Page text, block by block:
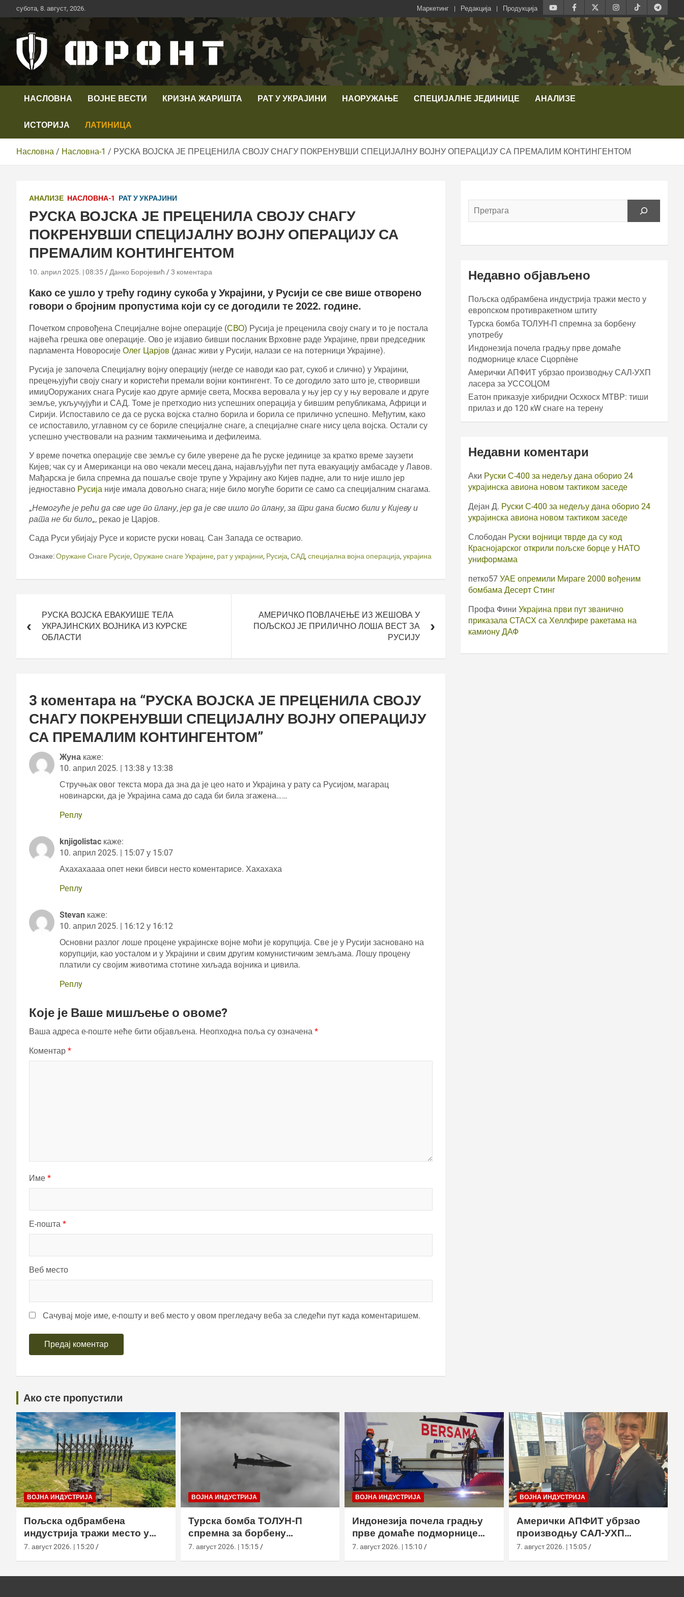
Скип
то
субота, 8. август, 2026. Маркетинг Редакција Продукција
Телевизија ФРОНТ
НАСЛОВНА ВОЈНЕ ВЕСТИ КРИЗНА ЖАРИШТА РАТ У УКРАЈИНИ НАОРУЖАЊЕ СПЕЦИЈАЛНЕ ЈЕДИНИЦЕ АНАЛИЗЕ
ИСТОРИЈА ЛАТИНИЦА
Насловна Насловна-1 РУСКА ВОЈСКА ЈЕ ПРЕЦЕНИЛА СВОЈУ СНАГУ ПОКРЕНУВШИ СПЕЦИЈАЛНУ ВОЈНУ ОПЕРАЦИЈУ СА ПРЕМАЛИМ КОНТИНГЕНТОМ
АНАЛИЗЕ НАСЛОВНА-1 РАТ У УКРАЈИНИ
РУСКА ВОЈСКА ЈЕ ПРЕЦЕНИЛА СВОЈУ СНАГУ
ПОКРЕНУВШИ СПЕЦИЈАЛНУ ВОЈНУ ОПЕРАЦИЈУ СА
ПРЕМАЛИМ КОНТИНГЕНТОМ
10. април 2025. | 08:35 Данко Боројевић 3 коментара
Како се ушло у трећу годину сукоба у Украјини, у Русији се све више отворено
говори о бројним пропустима који су се догодили те 2022. године.
Почетком спровођена Специјалне војне операције (СВО) Русија је преценила своју снагу и то је постала
највећа грешка ове операције. Ово је изјавио бивши посланик Врховне раде Украјине, први председник
парламента Новоросије Олег Царјов (данас живи у Русији, налази се на потерници Украјине).
Русија је започела Специјалну војну операцију (негде се наводи као рат, сукоб и слично) у Украјини,
прецењујући своју снагу и користећи премали војни контингент. То се догодило зато што је, створивши
имиџОоружаних снага Русије као друге армије света, Москва веровала у њу јер су у њу веровале и друге
земље, укључујући и САД. Томе је претходио низ успешних операција у бившим републикама, Африци и
Сирији. Испоставило се да се руска војска стално борила и борила се прилично успешно. Међутим, како
се испоставило, углавном су се бориле специјалне снаге, а специјалне снаге нису цела војска. Остали су
успешно учествовали на разним такмичењима и дефилеима.
У време почетка операције све земље су биле уверене да ће руске јединице за кратко време заузети
Кијев; чак су и Американци на ово чекали месец дана, најављујући пет пута евакуацију амбасаде у Лавов.
Мађарска је била спремна да пошаље своје трупе у Украјину ако Кијев падне, али то није ишло јер
једноставно Русија није имала довољно снага; није било могуће борити се само са специјалним снагама.
„Немогуће је рећи да све иде по плану, јер да је све ишло по плану, за три дана бисмо били у Кијеву и
рата не би било„, рекао је Царјов.
Сада Руси убијају Русе и користе руски новац. Сан Запада се остварио.
Ознаке:Оружане Снаге Русије, Оружане снаге Украјине, рат у украјини, Русија, САД, специјална војна операција, украјина
чланкаРУСКА ВОЈСКА ЕВАКУИШЕ ТЕЛА
УКРАЈИНСКИХ ВОЈНИКА ИЗ КУРСКЕ
ОБЛАСТИ
АМЕРИЧКО ПОВЛАЧЕЊЕ ИЗ ЖЕШОВА У
ПОЉСКОЈ ЈЕ ПРИЛИЧНО ЛОША ВЕСТ ЗА
РУСИЈУ
3 коментара на “РУСКА ВОЈСКА ЈЕ ПРЕЦЕНИЛА СВОЈУ
СНАГУ ПОКРЕНУВШИ СПЕЦИЈАЛНУ ВОЈНУ ОПЕРАЦИЈУ
СА ПРЕМАЛИМ КОНТИНГЕНТОМ”
Жуна каже:
10. април 2025. | 13:38 у 13:38
Стручњак овог текста мора да зна да је цео нато и Украјина у рату са Русијом, магарац
новинарски, да је Украјина сама до сада би била згажена……
Реплy
knjigolistac каже:
10. април 2025. | 15:07 у 15:07
Ахахахаааа опет неки бивси несто коментарисе. Хахахаха
Реплy
Stevan каже:
10. април 2025. | 16:12 у 16:12
Основни разлог лоше процене украјинске војне моћи је корупција. Све је у Русији засновано на
корупцији, као уосталом и у Украјини и свим другим комунистичким земљама. Лошу процену
платили су својим животима стотине хиљада војника и цивила.
Реплy
Које је Ваше мишљење о овоме?
Ваша адреса е-поште неће бити објављена. Неопходна поља су означена *
Коментар *
Име *
Е-пошта *
Веб место
Сачувај моје име, е-пошту и веб место у овом прегледачу веба за следећи пут када коментаришем.
Недавно објављено
Пољска одбрамбена индустрија тражи место у
европском противракетном штиту
Турска бомба ТОЛУН-П спремна за борбену
употребу
Индонезија почела градњу прве домаће
подморнице класе Сцорпèне
Амерички АПФИТ убрзао производњу САЛ-УХП
ласера за УССОЦОМ
Еатон приказује хибридни Осхкосх МТВР: тиши
прилаз и до 120 кW снаге на терену
Недавни коментари
Аки Руски С-400 за недељу дана оборио 24
украјинска авиона новом тактиком заседе
Дејан Д. Руски С-400 за недељу дана оборио 24
украјинска авиона новом тактиком заседе
Слободан Руски војници тврде да су код
Краснојарског открили пољске борце у НАТО
униформама
петко57 УАЕ опремили Мираге 2000 вођеним
бомбама Десерт Стинг
Профа Фини Украјина први пут званично
приказала СТАСХ са Хеллфире ракетама на
камиону ДАФ
Ако сте пропустили
ВОЈНА ИНДУСТРИЈА
Пољска одбрамбена
индустрија тражи место у
европском противракетном
7. август 2026. | 15:20
ВОЈНА ИНДУСТРИЈА
Турска бомба ТОЛУН-П
спремна за борбену
употребу
7. август 2026. | 15:15
ВОЈНА ИНДУСТРИЈА
Индонезија почела градњу
прве домаће подморнице
класе Сцорпèне
7. август 2026. | 15:10
ВОЈНА ИНДУСТРИЈА
Амерички АПФИТ убрзао
производњу САЛ-УХП
ласера за УССОЦОМ
7. август 2026. | 15:05